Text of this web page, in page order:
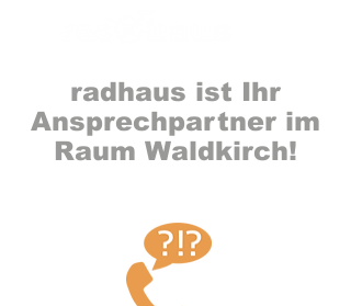
radhaus ist Ihr
Ansprechpartner im
Raum Waldkirch!